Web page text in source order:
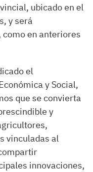
ubicado en el
y será
en anteriores
el
y Social,
que se convierta
y
vinculadas al
innovaciones,